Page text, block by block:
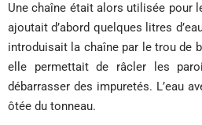
Une chaîne était alors utilisée pour
ajoutait d’abord quelques litres
introduisait la chaîne par le trou de
elle permettait de râcler les
débarrasser des impuretés. L’eau
ôtée du tonneau.